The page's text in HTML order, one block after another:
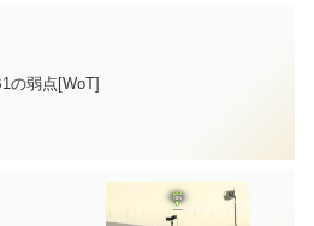
の弱点[WoT]